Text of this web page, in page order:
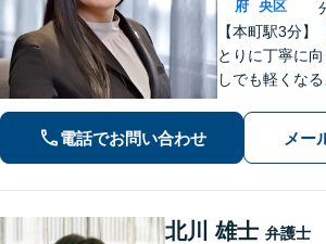
府
央区
【本町駅3分
とりに丁寧に
しでも軽くな
の暮らしまで
ています。あ
電話でお問い合わせ メー
北川 雄士 弁護士